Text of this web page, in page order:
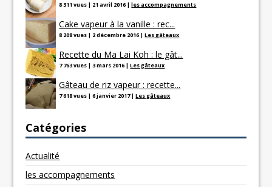
8 311 vues | 21 avril 2016 |les accompagnements
Cake vapeur à la vanille : rec...
8 208 vues | 2 décembre 2016 |Les gâteaux
Recette du Ma Lai Koh : le gât...
7 763 vues |3 mars 2016 |Les gâteaux
Gâteau de riz vapeur : recette...
7 618 vues |6 janvier 2017|Les gâteaux
Catégories
Actualité
les accompagnements